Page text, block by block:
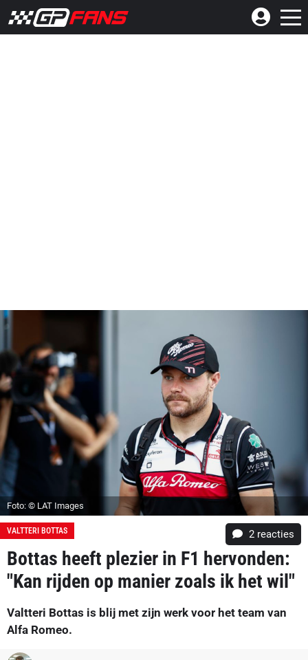
Foto: © LAT Images
VALTTERI BOTTAS 2 reacties
Bottas heeft plezier in F1 hervonden:
"Kan rijden op manier zoals ik het wil"
Valtteri Bottas is blij met zijn werk voor het team van
Alfa Romeo.